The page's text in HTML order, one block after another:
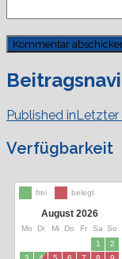
Published in Letzter
Verfügbarkeit